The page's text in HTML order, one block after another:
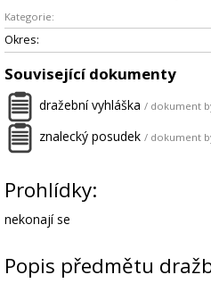
Kategorie:
Okres:
Související dokumenty
dražební vyhláška / dokument
znalecký posudek / dokument
Prohlídky:
nekonají se
Popis předmětu